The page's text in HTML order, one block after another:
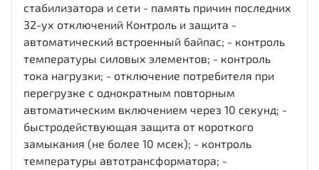
стабилизатора и сети - память причин последних
32-ух отключений Контроль и защита -
автоматический встроенный байпас; - контроль
температуры силовых элементов; - контроль
тока нагрузки; - отключение потребителя при
перегрузке с однократным повторным
автоматическим включением через 10 секунд; -
быстродействующая защита от короткого
замыкания (не более 10 мсек); - контроль
температуры автотрансформатора; -